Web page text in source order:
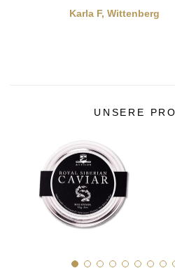
Karla F, Wittenberg
UNSERE